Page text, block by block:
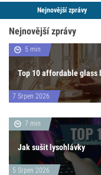
Nejnovější zprávy
Nejnovější zprávy
5 min
Top 10 affordable glass
7 Srpen 2026
7 min
Jak sušit lysohlávky
5 Srpen 2026